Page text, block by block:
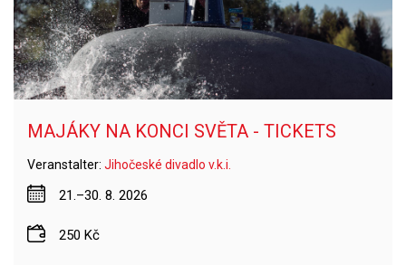
MAJÁKY NA KONCI SVĚTA - TICKETS
Veranstalter: Jihočeské divadlo v.k.i.
21.–30. 8. 2026
250 Kč